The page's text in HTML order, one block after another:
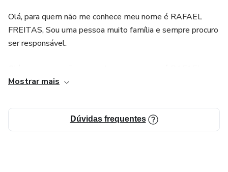
- Blog;
- Mini sites;
- Parcerias com Influenciadores Digitais.
https://bit.ly/Afiliados_bolosnopote
Olá, para quem não me conhece meu nome é RAFAEL
FREITAS, Sou uma pessoa muito família e sempre procuro
ser responsável.
FREITAS, Sou uma pessoa muito família e sempre procuro
Olá, para quem não me conhece meu nome é RAFAEL
FREITAS, Sou uma pessoa muito família e sempre procuro
Mostrar mais
Dúvidas frequentes